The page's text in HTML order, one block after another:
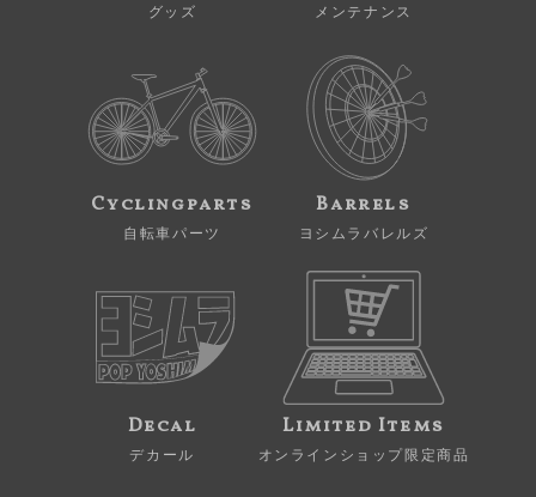
グッズ メンテナンス
Cyclingparts
自転車パーツ
Barrels
ヨシムラバレルズ
Decal
デカール
Limited Items
オンラインショップ限定商品